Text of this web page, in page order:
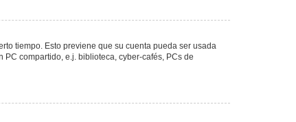
tiempo. Esto previene que su cuenta pueda ser usada
compartido, e.j. biblioteca, cyber-cafés, PCs de